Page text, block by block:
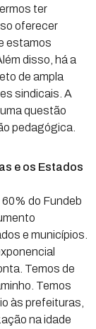
ter
oferecer
estamos
disso, há a
de ampla
sindicais. A
questão
pedagógica.
e os Estados
do Fundeb
e municípios.
Temos de
Temos
às prefeituras,
na idade